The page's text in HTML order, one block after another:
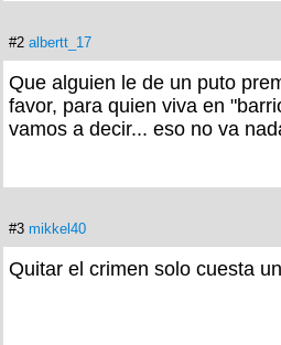
#2 albertt_17
Que alguien le de un puto
favor, para quien viva en
vamos a decir... eso no va
#3 mikkel40
Quitar el crimen solo cuesta